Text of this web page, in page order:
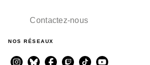
Contactez-nous
NOS RÉSEAUX